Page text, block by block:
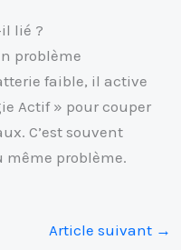
lié ?
problème
faible, il active
Actif » pour couper
C’est souvent
même problème.
Article suivant →